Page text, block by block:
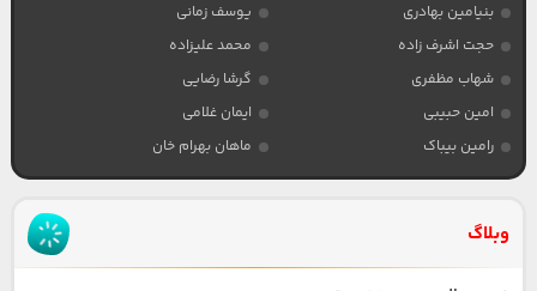
بنیامین بهادری
یوسف زمانی
حجت اشرف زاده
محمد علیزاده
شهاب مظفری
گرشا رضایی
امین حبیبی
ایمان غلامی
رامین بیباک
ماهان بهرام خان
وبلاگ